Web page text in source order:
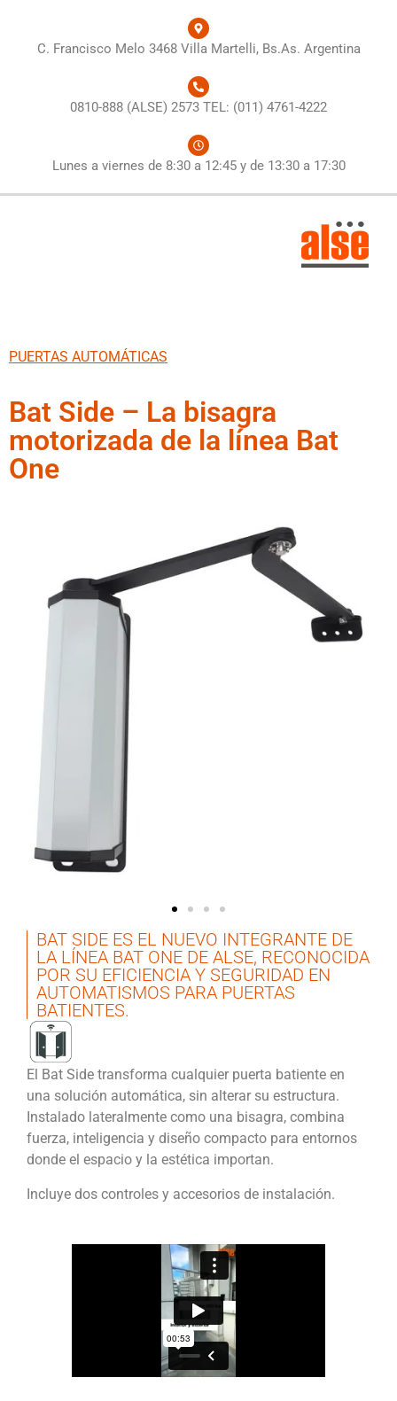
C. Francisco Melo 3468 Villa Martelli, Bs.As. Argentina
0810-888 (ALSE) 2573 TEL: (011) 4761-4222
Lunes a viernes de 8:30 a 12:45 y de 13:30 a 17:30
PUERTAS AUTOMÁTICAS
Bat Side – La bisagra
motorizada de la línea Bat
One
BAT SIDE ES EL NUEVO INTEGRANTE DE
LA LÍNEA BAT ONE DE ALSE, RECONOCIDA
POR SU EFICIENCIA Y SEGURIDAD EN
AUTOMATISMOS PARA PUERTAS
BATIENTES.
El Bat Side transforma cualquier puerta batiente en
una solución automática, sin alterar su estructura.
Instalado lateralmente como una bisagra, combina
fuerza, inteligencia y diseño compacto para entornos
donde el espacio y la estética importan.
Incluye dos controles y accesorios de instalación.